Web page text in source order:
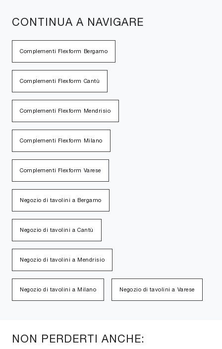
CONTINUA A NAVIGARE
Complementi Flexform Bergamo
Complementi Flexform Cantù
Complementi Flexform Mendrisio
Complementi Flexform Milano
Complementi Flexform Varese
Negozio di tavolini a Bergamo
Negozio di tavolini a Cantù
Negozio di tavolini a Mendrisio
Negozio di tavolini a Milano Negozio di tavolini a Varese
NON PERDERTI ANCHE: